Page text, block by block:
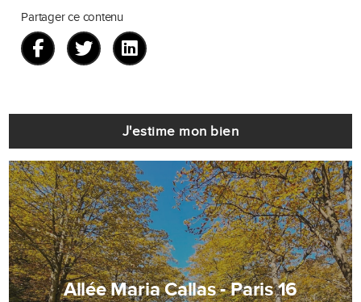
Partager ce contenu
J'estime mon bien
Allée Maria Callas - Paris 16